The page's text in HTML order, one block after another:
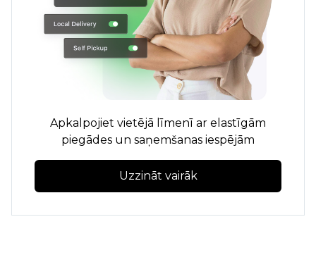
Apkalpojiet vietējā līmenī ar elastīgām
piegādes un saņemšanas iespējām
Uzzināt vairāk